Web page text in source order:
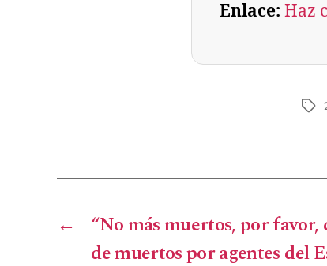
Enlace: Haz
←
“No más muertos, por favor,
de muertos por agentes del